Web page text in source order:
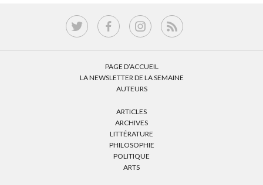
PAGE D’ACCUEIL
LA NEWSLETTER DE LA SEMAINE
AUTEURS
ARTICLES
ARCHIVES
LITTÉRATURE
PHILOSOPHIE
POLITIQUE
ARTS